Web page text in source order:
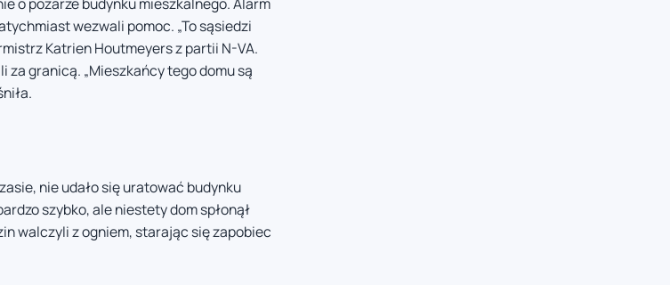
o pożarze budynku mieszkalnego. Alarm
wezwali pomoc. „To sąsiedzi
Katrien Houtmeyers z partii N-VA.
za granicą. „Mieszkańcy tego domu są
nie udało się uratować budynku
szybko, ale niestety dom spłonął
walczyli z ogniem, starając się zapobiec